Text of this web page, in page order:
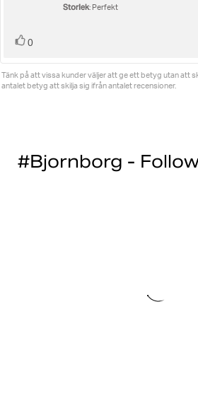
Storlek: Perfekt
Rösta
0
Tänk på att vissa kunder väljer att ge ett betyg utan att
antalet betyg att skilja sig ifrån antalet recensioner.
#Bjornborg -